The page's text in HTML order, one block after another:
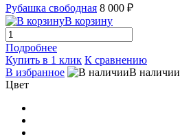
Рубашка свободная 8 000 ₽
В корзину
Подробнее
Купить в 1 клик К сравнению
В избранное
В наличии
Цвет